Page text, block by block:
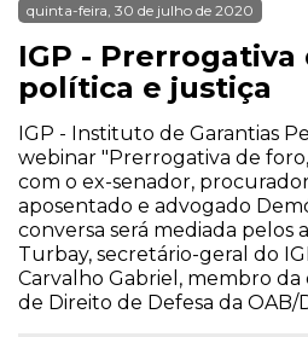
quinta-feira, 30 de julho de 2020
IGP - Prerrogativa
política e justiça
IGP - Instituto de Garantias
webinar "Prerrogativa de
com o ex-senador,
aposentado e advogado
conversa será mediada pelos
Turbay, secretário-geral do
Carvalho Gabriel, membro da
de Direito de Defesa da OAB/